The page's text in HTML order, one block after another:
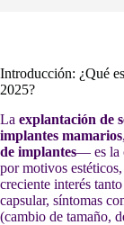
Introducción: ¿Qué
2025?
La explantación de
implantes mamarios,
de implantes— es la
por motivos
creciente interés
capsular, síntomas
(cambio de tamaño,